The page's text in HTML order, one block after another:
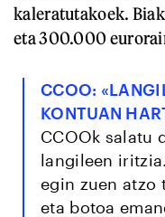
kaleratutakoek.
eta 300.000
CCOO:
KONTUAN
CCOOk salatu
langileen
egin zuen atzo
eta botoa